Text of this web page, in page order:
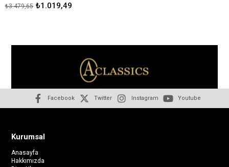
₺1.019,49
₺3.479,65
Facebook Twitter Instagram Youtube
Kurumsal
Anasayfa
Hakkımızda